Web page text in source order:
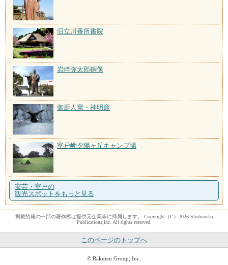
旧立川番所書院
岩崎弥太郎銅像
御厨人窟・神明窟
室戸岬夕陽ヶ丘キャンプ場
安芸・室戸の
観光スポットをもっと見る
掲載情報の一部の著作権は提供元企業等に帰属します。 Copyright（C）2026 Shobunsha
Publications,Inc. All rights reserved.
このページのトップへ
© Rakuten Group, Inc.